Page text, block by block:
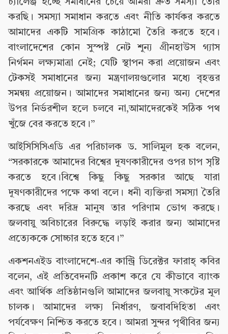
চ্যালেঞ্জ হচ্ছে সমাধানের চেয়ে আমরা দ্রুত সমস্যা তৈরি
করছি। সমস্যা সমাধান করতে এবং নীতি কার্যকর করতে
আমাদের একটি সামগ্রিক কাঠামো তৈরি করতে হবে।
বাংলাদেশের কোন সুস্পষ্ট নেট শূন্য গ্রীনহাউস গ্যাস
নির্গমন লক্ষ্যমাত্রা নেই; যেটি স্থাপন করা প্রয়োজন এবং
টেকসই সমাধানের জন্য মন্ত্রণালয়গুলোর মধ্যে বৃহত্তর
সমন্বয় প্রয়োজন। আমাদের সমাধানের জন্য অন্য দেশের
উপর নির্ভরশীল হলে চলবে না,আমাদেরকেই সঠিক পথ
খুঁজে বের করতে হবে।”
আইসিসিসিএডি এর পরিচালক ড. সালিমুল হক বলেন,
“সরকারকে আমাদের বিশ্বের দূষণকারীদের ওপর চাপ সৃষ্টি
করতে হবে।বিশ্বে কিছু কিছু সরকার আছে যারা
দূষণকারীদের পক্ষে কথা বলে। ধনী ব্যক্তিরা সমস্যা তৈরি
করছে এবং দরিদ্র মানুষ তার পরিণাম ভোগ করছে।
জলবায়ু অবিচারের বিরুদ্ধে লড়াই করার জন্য আমাদের
প্রত্যেককে সোচ্চার হতে হবে।”
একশনএইড বাংলাদেশে-এর কান্ট্রি ডিরেক্টর ফারাহ্ কবির
বলেন, এই প্রতিবেদনটি প্রকাশ করে যে কীভাবে ব্যাংক
এবং আর্থিক প্রতিষ্ঠানগুলি আমাদের জলবায়ু সংকটের মূল
চালক। আমাদের লক্ষ্য নির্ধারণ, জবাবদিহিতা এবং
পর্যবেক্ষণ নিশ্চিত করতে হবে। আমরা সুন্দর পৃথীবির জন্য